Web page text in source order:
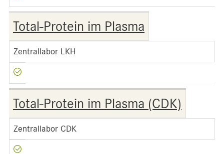
Total-Protein im Plasma
Zentrallabor LKH
Total-Protein im Plasma (CDK)
Zentrallabor CDK